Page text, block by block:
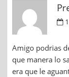
Amigo podrias
que manera lo
era que le